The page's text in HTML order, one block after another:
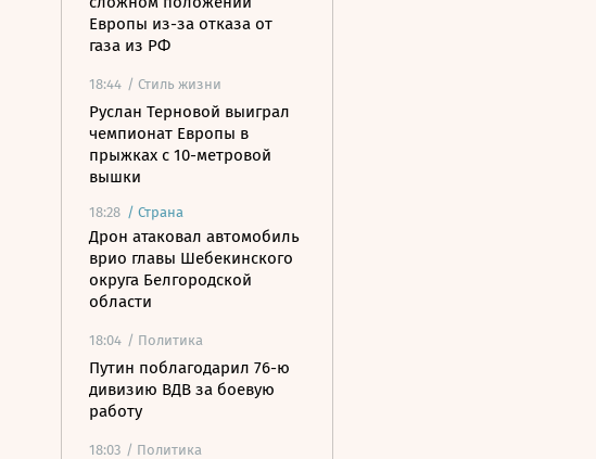
Европы из-за отказа от
газа из РФ
18:44 / Стиль жизни
Руслан Терновой выиграл
чемпионат Европы в
прыжках с 10-метровой
вышки
18:28 / Страна
Дрон атаковал автомобиль
врио главы Шебекинского
округа Белгородской
области
18:04 / Политика
Путин поблагодарил 76-ю
дивизию ВДВ за боевую
работу
18:03 / Политика